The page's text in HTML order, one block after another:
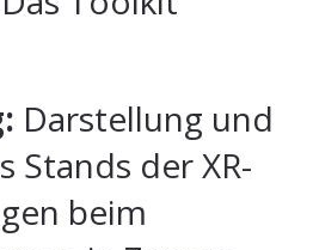
Darstellung und
Stands der XR-
beim